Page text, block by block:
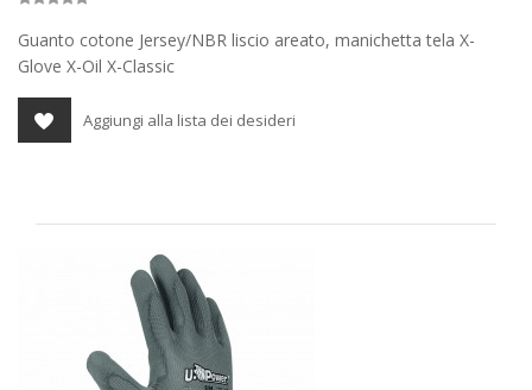
Guanto cotone Jersey/NBR liscio areato, manichetta tela X-
Glove X-Oil X-Classic
Aggiungi alla lista dei desideri